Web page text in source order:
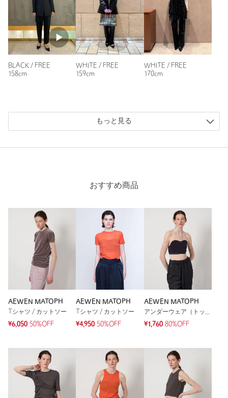
来年にも同じデザインが出たら、購入したいです。
女性
年代：40代前半
身長：
158cm
普段の着用サイズ：S
投稿日： 2024年8月14日
購入商品のサイズ感：少し大きい
当方、上半身痩せ型の体型です。
デザインはとても可愛く気に入りました。
ですが、全体的にやや大きく、バスト部分もやや隙間が開き、
1枚で着るには不安です。
紐は伸縮しますが、そもそも大きいので意味を成していませ
年代： 30代後半
身長：160cm
14人が参考になったと回答
参考になった
BLACK / FREE
158cm
WHITE / FREE
159cm
WHITE / FREE
170cm
もっと見る
おすすめ商品
AEWEN MATOPH
Tシャツ / カットソー
¥6,050 50%OFF
AEWEN MATOPH
Tシャツ / カットソー
¥4,950 50%OFF
AEWEN MATOPH
アンダーウェア（トップス）
¥1,760 80%OFF